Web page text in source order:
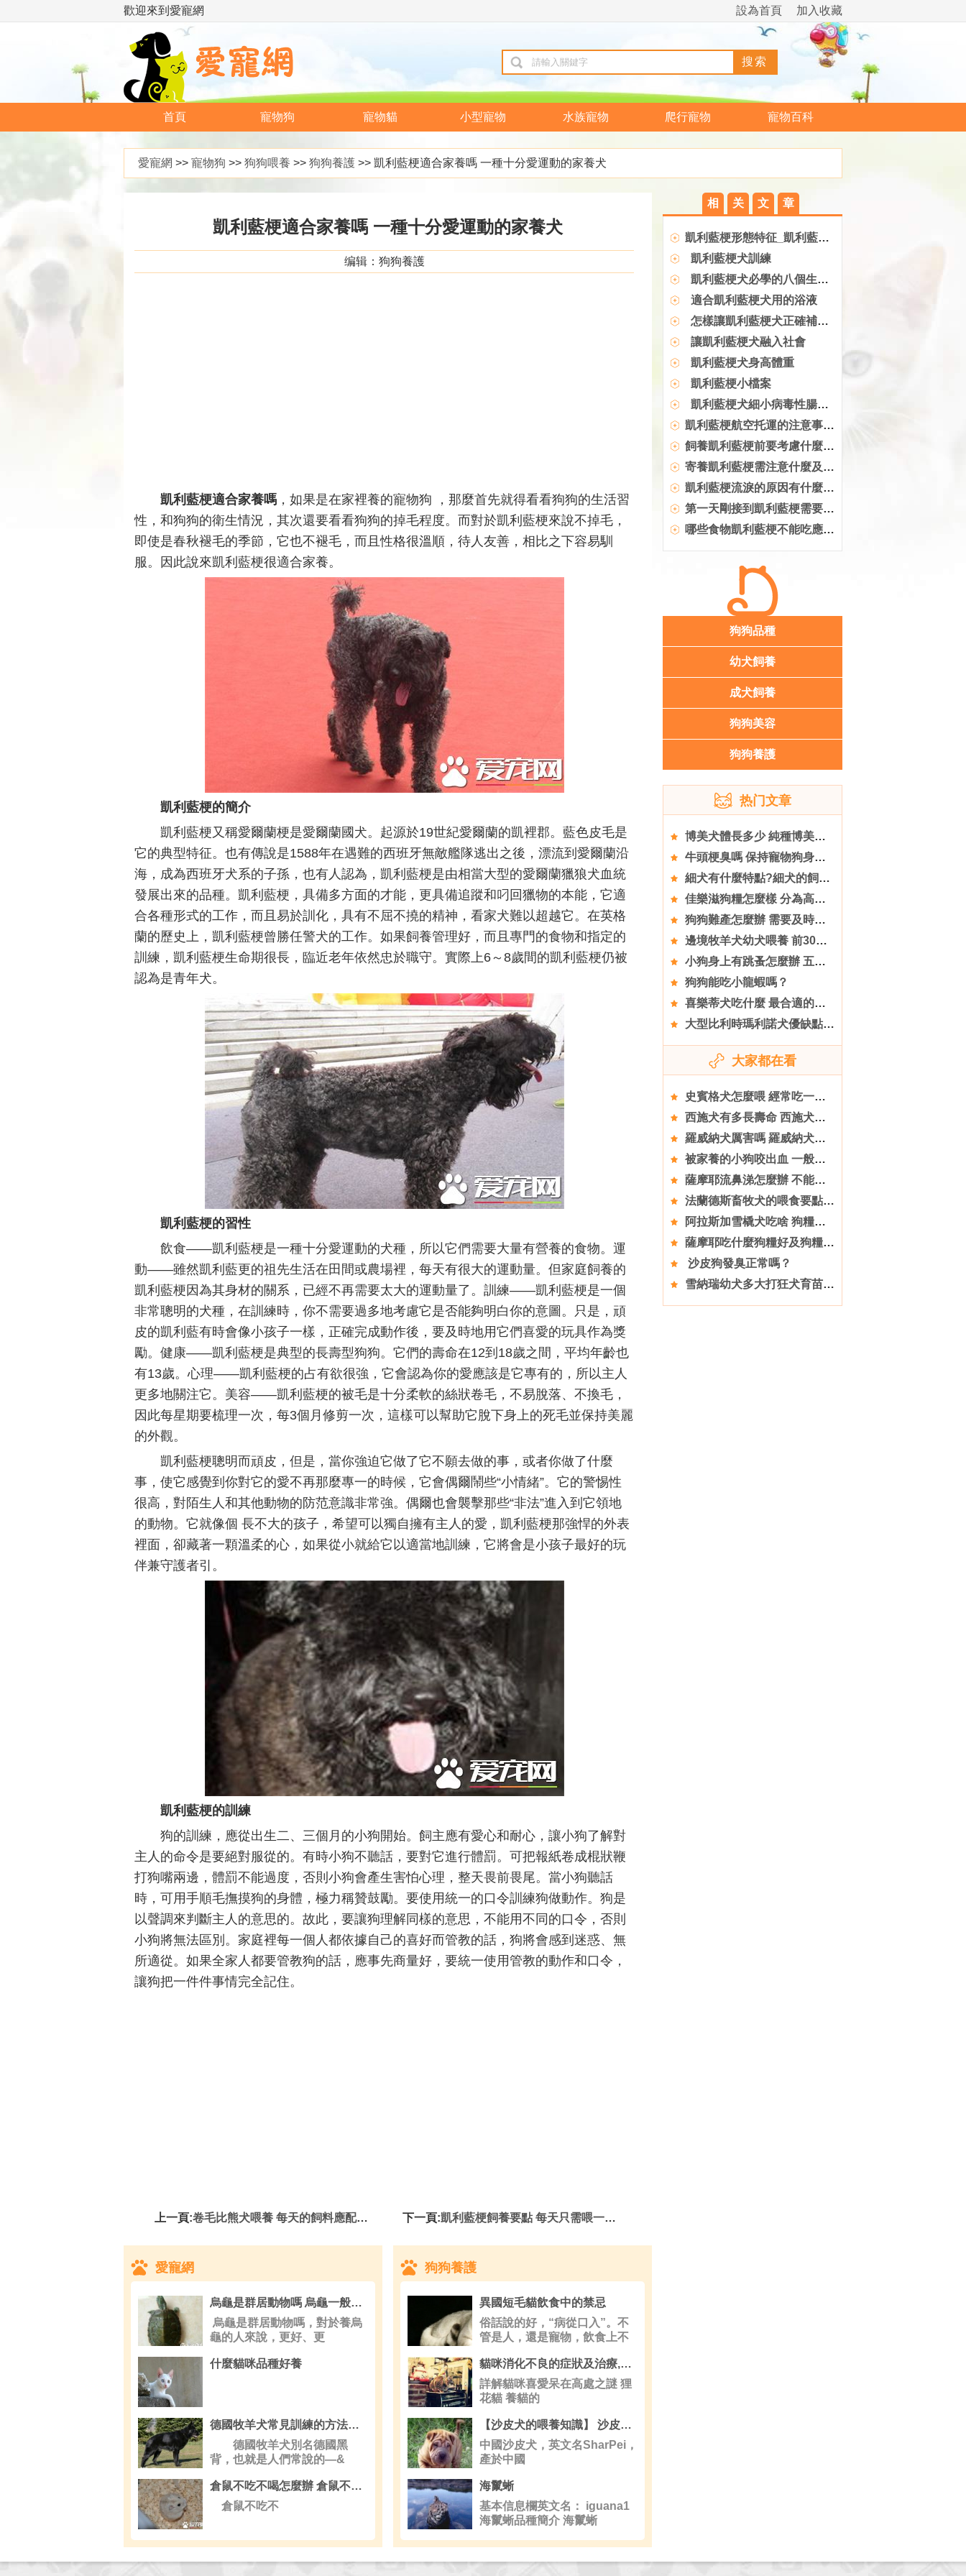
歡迎來到愛寵網 加入收藏
設為首頁
首頁 寵物狗 寵物貓 小型寵物 水族寵物 爬行寵物 寵物百科
愛寵網 >> 寵物狗 >> 狗狗喂養 >> 狗狗養護 >> 凱利藍梗適合家養嗎 一種十分愛運動的家養犬
凱利藍梗適合家養嗎 一種十分愛運動的家養犬
编辑：狗狗養護
凱利藍梗適合家養嗎 ，如果是在家裡養的寵物狗 ，那麼首先就得看看狗狗的生活習
性，和狗狗的衛生情況，其次還要看看狗狗的掉毛程度。而對於凱利藍梗來說不掉毛，
即使是春秋褪毛的季節，它也不褪毛，而且性格很溫順，待人友善，相比之下容易馴
服。因此說來凱利藍梗很適合家養。
凱利藍梗的簡介
凱利藍梗又稱愛爾蘭梗是愛爾蘭國犬。起源於19世紀愛爾蘭的凱裡郡。藍色皮毛是
它的典型特征。也有傳說是1588年在遇難的西班牙無敵艦隊逃出之後，漂流到愛爾蘭沿
海，成為西班牙犬系的子孫，也有人認為，凱利藍梗是由相當大型的愛爾蘭獵狼犬血統
發展出來的品種。凱利藍梗，具備多方面的才能，更具備追蹤和叼回獵物的本能，它適
合各種形式的工作，而且易於訓化，具有不屈不撓的精神，看家犬難以超越它。在英格
蘭的歷史上，凱利藍梗曾勝任警犬的工作。如果飼養管理好，而且專門的食物和指定的
訓練，凱利藍梗生命期很長，臨近老年依然忠於職守。實際上6～8歲間的凱利藍梗仍被
認為是青年犬。
凱利藍梗的習性
飲食——凱利藍梗是一種十分愛運動的犬種，所以它們需要大量有營養的食物。運
動——雖然凱利藍更的祖先生活在田間或農場裡，每天有很大的運動量。但家庭飼養的
凱利藍梗因為其身材的關系，已經不再需要太大的運動量了。訓練——凱利藍梗是一個
非常聰明的犬種，在訓練時，你不需要過多地考慮它是否能夠明白你的意圖。只是，頑
皮的凱利藍有時會像小孩子一樣，正確完成動作後，要及時地用它們喜愛的玩具作為獎
勵。健康——凱利藍梗是典型的長壽型狗狗。它們的壽命在12到18歲之間，平均年齡也
有13歲。心理——凱利藍梗的占有欲很強，它會認為你的愛應該是它專有的，所以主人
更多地關注它。美容——凱利藍梗的被毛是十分柔軟的絲狀卷毛，不易脫落、不換毛，
因此每星期要梳理一次，每3個月修剪一次，這樣可以幫助它脫下身上的死毛並保持美麗
的外觀。
凱利藍梗聰明而頑皮，但是，當你強迫它做了它不願去做的事，或者你做了什麼
事，使它感覺到你對它的愛不再那麼專一的時候，它會偶爾鬧些“小情緒”。它的警惕性
很高，對陌生人和其他動物的防范意識非常強。偶爾也會襲擊那些“非法”進入到它領地
的動物。它就像個 長不大的孩子，希望可以獨自擁有主人的愛，凱利藍梗那強悍的外表
裡面，卻藏著一顆溫柔的心，如果從小就給它以適當地訓練，它將會是小孩子最好的玩
伴兼守護者引。
凱利藍梗的訓練
狗的訓練，應從出生二、三個月的小狗開始。飼主應有愛心和耐心，讓小狗了解對
主人的命令是要絕對服從的。有時小狗不聽話，要對它進行體罰。可把報紙卷成棍狀鞭
打狗嘴兩邊，體罰不能過度，否則小狗會產生害怕心理，整天畏前畏尾。當小狗聽話
時，可用手順毛撫摸狗的身體，極力稱贊鼓勵。要使用統一的口令訓練狗做動作。狗是
以聲調來判斷主人的意思的。故此，要讓狗理解同樣的意思，不能用不同的口令，否則
小狗將無法區別。家庭裡每一個人都依據自己的喜好而管教的話，狗將會感到迷惑、無
所適從。如果全家人都要管教狗的話，應事先商量好，要統一使用管教的動作和口令，
讓狗把一件件事情完全記住。
上一頁:卷毛比熊犬喂養 每天的飼料應配肉類150到180克 下一頁:凱利藍梗飼養要點 每天只需喂一回散步後吃個八分飽
愛寵網
烏龜是群居動物嗎 烏龜一般都是獨居動物
烏龜是群居動物嗎，對於養烏
龜的人來說，更好、更
什麼貓咪品種好養
德國牧羊犬常見訓練的方法有哪些？
德國牧羊犬別名德國黑
背，也就是人們常說的—&
倉鼠不吃不喝怎麼辦 倉鼠不吃東西解決方法
倉鼠不吃不
狗狗養護
異國短毛貓飲食中的禁忌
俗話說的好，“病從口入”。不
管是人，還是寵物，飲食上不
貓咪消化不良的症狀及治療,詳解貓咪喜愛呆在高處之謎
詳解貓咪喜愛呆在高處之謎 狸
花貓 養貓的
【沙皮犬的喂養知識】 沙皮犬的喂食要點
中國沙皮犬，英文名SharPei，
產於中國
海鬣蜥
基本信息欄英文名： iguana1
海鬣蜥品種簡介 海鬣蜥
相 关 文 章
凱利藍梗形態特征_凱利藍梗圖片_凱利藍梗飼養_多少錢一只
凱利藍梗犬訓練
凱利藍梗犬必學的八個生活規矩
適合凱利藍梗犬用的浴液
怎樣讓凱利藍梗犬正確補鈣？
讓凱利藍梗犬融入社會
凱利藍梗犬身高體重
凱利藍梗小檔案
凱利藍梗犬細小病毒性腸炎治療方法
凱利藍梗航空托運的注意事項 你了解嗎
飼養凱利藍梗前要考慮什麼 你知道嗎
寄養凱利藍梗需注意什麼及養護常識
凱利藍梗流淚的原因有什麼好辦法解決
第一天剛接到凱利藍梗需要做的事
哪些食物凱利藍梗不能吃應該注意哪些
狗狗品種
幼犬飼養
成犬飼養
狗狗美容
狗狗養護
热门文章
博美犬體長多少 純種博美犬體長在45厘米
牛頭梗臭嗎 保持寵物狗身體清潔
細犬有什麼特點?細犬的飼養方法
佳樂滋狗糧怎麼樣 分為高端狗糧和低端狗糧
狗狗難產怎麼辦 需要及時的去醫院接受治療
邊境牧羊犬幼犬喂養 前30天主要以母乳為生
小狗身上有跳蚤怎麼辦 五招幫你去除跳蚤
狗狗能吃小龍蝦嗎？
喜樂蒂犬吃什麼 最合適的狗糧才是最健康
大型比利時瑪利諾犬優缺點 非常受歡迎的狗狗
大家都在看
史賓格犬怎麼喂 經常吃一些鈣粉或鈣片
西施犬有多長壽命 西施犬可以活到10到15歲
羅威納犬厲害嗎 羅威納犬打架挺厲害的
被家養的小狗咬出血 一般的處理步驟是什麼
薩摩耶流鼻涕怎麼辦 不能耽擱診治
法蘭德斯畜牧犬的喂食要點 多喂點蔬菜
阿拉斯加雪橇犬吃啥 狗糧是最好的選擇
薩摩耶吃什麼狗糧好及狗糧喂養方法
沙皮狗發臭正常嗎？
雪納瑞幼犬多大打狂犬育苗 狗狗大概45天左右